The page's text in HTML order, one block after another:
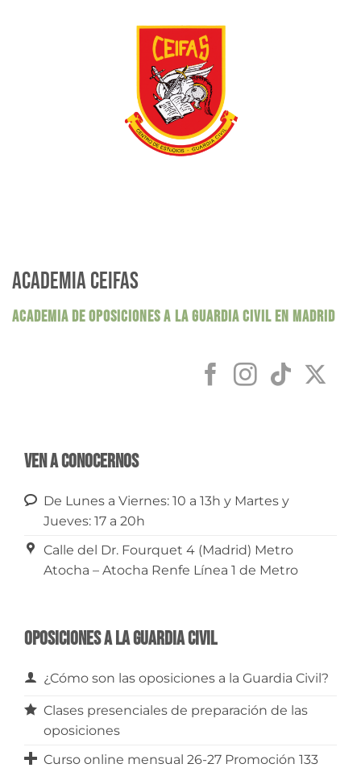
ACADEMIA CEIFAS
ACADEMIA DE OPOSICIONES A LA GUARDIA CIVIL EN MADRID
Ven a conocernos
De Lunes a Viernes: 10 a 13h y Martes y
Jueves: 17 a 20h
Calle del Dr. Fourquet 4 (Madrid) Metro
Atocha – Atocha Renfe Línea 1 de Metro
Oposiciones a la Guardia Civil
¿Cómo son las oposiciones a la Guardia Civil?
Clases presenciales de preparación de las
oposiciones
Curso online mensual 26-27 Promoción 133